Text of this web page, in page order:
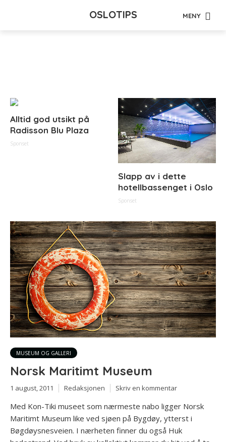
OSLOTIPS MENY
Alltid god utsikt på
Radisson Blu Plaza
Sponset
Slapp av i dette
hotellbassenget i Oslo
Sponset
MUSEUM OG GALLERI
Norsk Maritimt Museum
1 august, 2011 Redaksjonen Skriv en kommentar
Med Kon-Tiki museet som nærmeste nabo ligger Norsk
Maritimt Museum like ved sjøen på Bygdøy, ytterst i
Bøgdøysnesveien. I nærheten finner du også Huk